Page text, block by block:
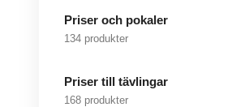
Priser och pokaler
134 produkter
Priser till tävlingar
168 produkter